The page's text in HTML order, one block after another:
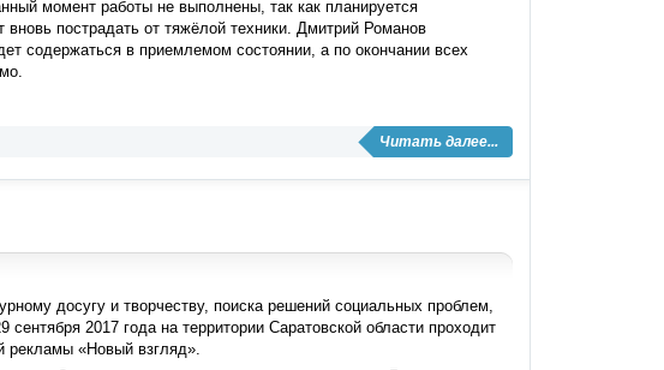
момент работы не выполнены, так как планируется
пострадать от тяжёлой техники. Дмитрий Романов
содержаться в приемлемом состоянии, а по окончании всех
Читать далее...
досугу и творчеству, поиска решений социальных проблем,
2017 года на территории Саратовской области проходит
рекламы «Новый взгляд».